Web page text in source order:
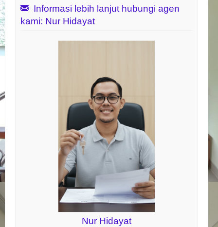
Informasi lebih lanjut hubungi agen
kami: Nur Hidayat
Nur Hidayat